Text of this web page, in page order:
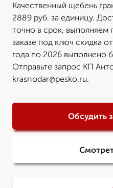
Качественный щебень
2889 руб. за единицу.
точно в срок, выполняем
заказе под ключ скидка
года по 2026 выполнено
Отправьте запрос КП
krasnodar@pesko.ru.
Обсудить